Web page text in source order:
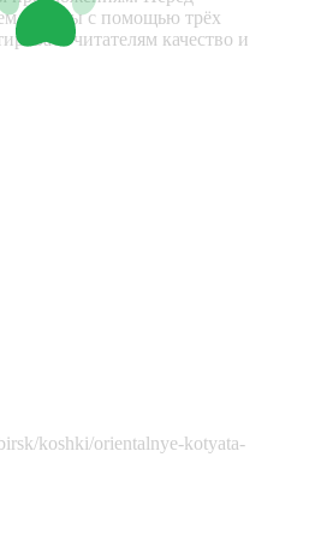
отзывы с помощью трёх
читателям качество и
koshki/orientalnye-kotyata-